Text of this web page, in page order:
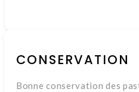
CONSERVATION
Bonne conservation des